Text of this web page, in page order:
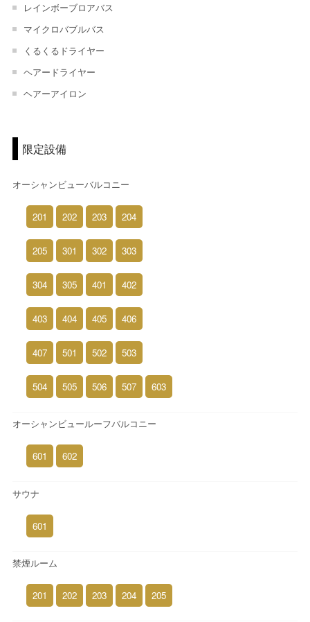
レインボーブロアバス
マイクロバブルバス
くるくるドライヤー
ヘアードライヤー
ヘアーアイロン
限定設備
オーシャンビューバルコニー
201 202 203 204
205 301 302 303
304 305 401 402
403 404 405 406
407 501 502 503
504 505 506 507 603
オーシャンビュールーフバルコニー
601 602
サウナ
601
禁煙ルーム
201 202 203 204 205